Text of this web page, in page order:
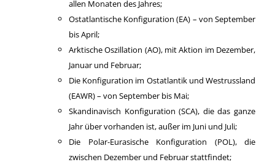
allen Monaten des Jahres;
Ostatlantische Konfiguration (EA) – von September
bis April;
Arktische Oszillation (AO), mit Aktion im Dezember,
Januar und Februar;
Die Konfiguration im Ostatlantik und Westrussland
(EAWR) – von September bis Mai;
Skandinavisch Konfiguration (SCA), die das ganze
Jahr über vorhanden ist, außer im Juni und Juli;
Die Polar-Eurasische Konfiguration (POL), die
zwischen Dezember und Februar stattfindet;